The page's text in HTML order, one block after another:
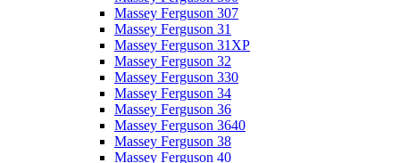
Massey Ferguson 307
Massey Ferguson 31
Massey Ferguson 31XP
Massey Ferguson 32
Massey Ferguson 330
Massey Ferguson 34
Massey Ferguson 36
Massey Ferguson 3640
Massey Ferguson 38
Massey Ferguson 40